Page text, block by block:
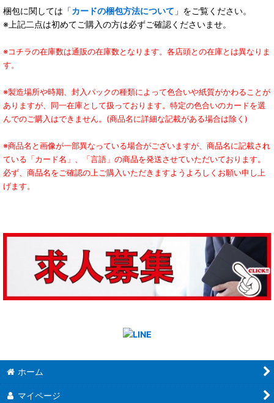
梱包に関しては「カードの梱包方法について 」をご覧ください。
※上記二点は初めてご購入の方は必ずご確認くださいませ。
※コチラの在庫数は通販の在庫数となります。各店頭との在庫とは異なりま
す。
※製造場所や時期、封入パックの種類によって色合いや紙質がかわることが
ありますが、同一在庫として扱っております。特定の色合いのカードを選
んでのご購入はできません。(商品名に詳細な記載がある場合は除く)
※商品名と画像が一部異なっている場合がございますが、商品名に記載され
ている「カード名」、「言語」の商品を発送させていただいております。
必ず、商品名をご確認の上ご購入いただきますようよろしくお願い申し上
げます。
ホーム
マイページ